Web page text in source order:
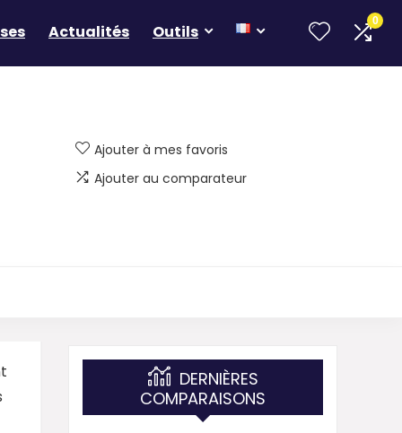
Actualités Outils
0
Ajouter à mes favoris
Ajouter au comparateur
DERNIÈRES
COMPARAISONS